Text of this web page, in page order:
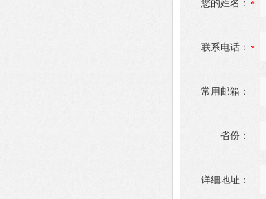
您的姓名：
联系电话：
常用邮箱：
省份：
详细地址：